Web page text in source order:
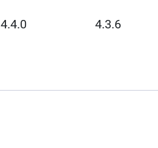
4.4.0 4.3.6